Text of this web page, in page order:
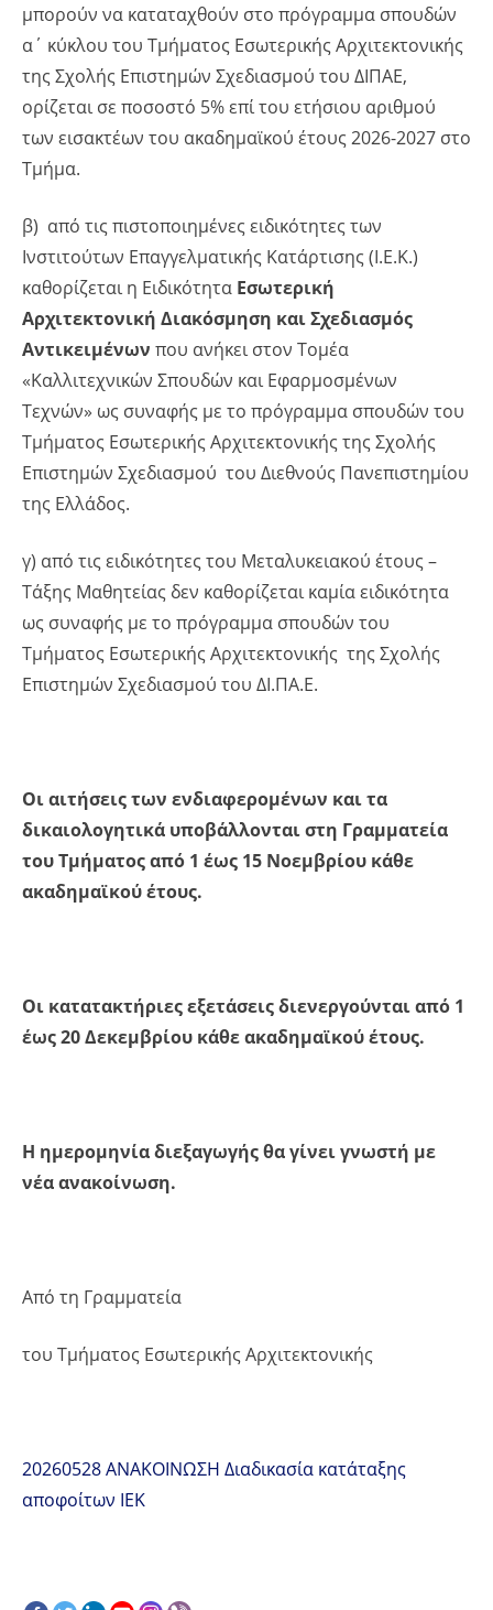
μπορούν να καταταχθούν στο πρόγραμμα σπουδών
α΄ κύκλου του Τμήματος Εσωτερικής Αρχιτεκτονικής
της Σχολής Επιστημών Σχεδιασμού του ΔΙΠΑΕ,
ορίζεται σε ποσοστό 5% επί του ετήσιου αριθμού
των εισακτέων του ακαδημαϊκού έτους 2026-2027 στο
Τμήμα.
β) από τις πιστοποιημένες ειδικότητες των
Ινστιτούτων Επαγγελματικής Κατάρτισης (Ι.Ε.Κ.)
καθορίζεται η Ειδικότητα Εσωτερική
Αρχιτεκτονική Διακόσμηση και Σχεδιασμός
Αντικειμένων που ανήκει στον Τομέα
«Καλλιτεχνικών Σπουδών και Εφαρμοσμένων
Τεχνών» ως συναφής με το πρόγραμμα σπουδών του
Τμήματος Εσωτερικής Αρχιτεκτονικής της Σχολής
Επιστημών Σχεδιασμού του Διεθνούς Πανεπιστημίου
της Ελλάδος.
γ) από τις ειδικότητες του Μεταλυκειακού έτους –
Τάξης Μαθητείας δεν καθορίζεται καμία ειδικότητα
ως συναφής με το πρόγραμμα σπουδών του
Τμήματος Εσωτερικής Αρχιτεκτονικής της Σχολής
Επιστημών Σχεδιασμού του ΔΙ.ΠΑ.Ε.
Οι αιτήσεις των ενδιαφερομένων και τα
δικαιολογητικά υποβάλλονται στη Γραμματεία
του Τμήματος από 1 έως 15 Νοεμβρίου κάθε
ακαδημαϊκού έτους.
Οι κατατακτήριες εξετάσεις διενεργούνται από 1
έως 20 Δεκεμβρίου κάθε ακαδημαϊκού έτους.
Η ημερομηνία διεξαγωγής θα γίνει γνωστή με
νέα ανακοίνωση.
Από τη Γραμματεία
του Τμήματος Εσωτερικής Αρχιτεκτονικής
20260528 ΑΝΑΚΟΙΝΩΣΗ Διαδικασία κατάταξης
αποφοίτων ΙΕΚ